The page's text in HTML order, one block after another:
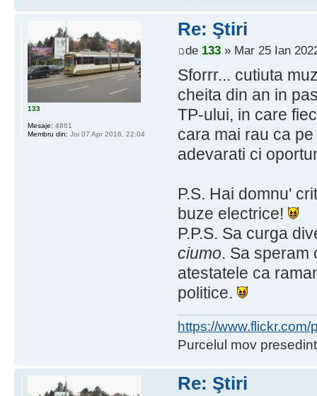
Re: Ştiri
de 133» Mar 25 Ian
Sforrr... cutiuta
cheita din an in
TP-ului, in care
cara mai rau ca
adevarati ci
P.S. Hai domnu'
buze electrice!
P.P.S. Sa curga
ciumo. Sa speram
atestatele ca
politice.
https://
Purcelul mov
133
Mesaje: 4861
Membru din: Joi 07 Apr 2016, 22:04
Re: Ştiri